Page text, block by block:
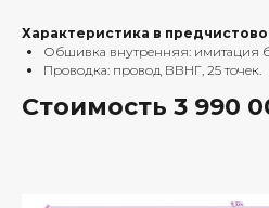
Характеристика в
Обшивка внутренняя: имитация
Проводка: провод ВВНГ, 25 точек.
Стоимость 3 990